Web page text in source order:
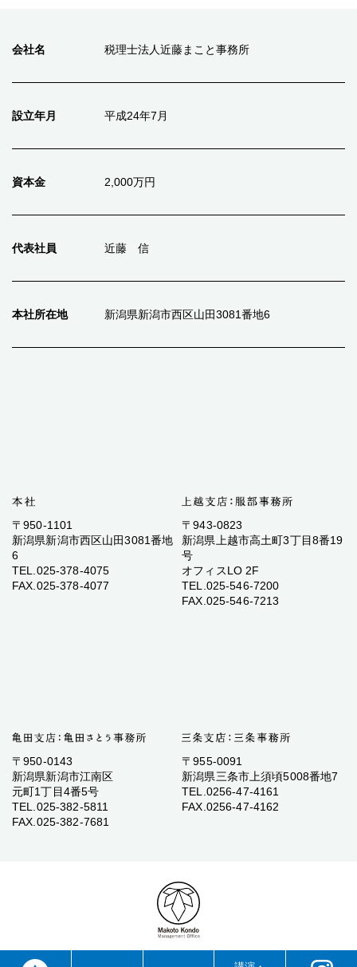
会社名 税理士法人近藤まこと事務所
設立年月 平成24年7月
資本金 2,000万円
代表社員 近藤 信
本社所在地 新潟県新潟市西区山田3081番地6
〒950-1101
新潟県新潟市西区山田3081番地
6
TEL.025-378-4075
FAX.025-378-4077
〒943-0823
新潟県上越市高土町3丁目8番19
号
オフィスLO 2F
TEL.025-546-7200
FAX.025-546-7213
〒950-0143
新潟県新潟市江南区
元町1丁目4番5号
TEL.025-382-5811
FAX.025-382-7681
〒955-0091
新潟県三条市上須頃5008番地7
TEL.0256-47-4161
FAX.0256-47-4162